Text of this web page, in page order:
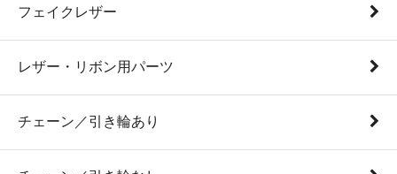
フェイクレザー
レザー・リボン用パーツ
チェーン／引き輪あり